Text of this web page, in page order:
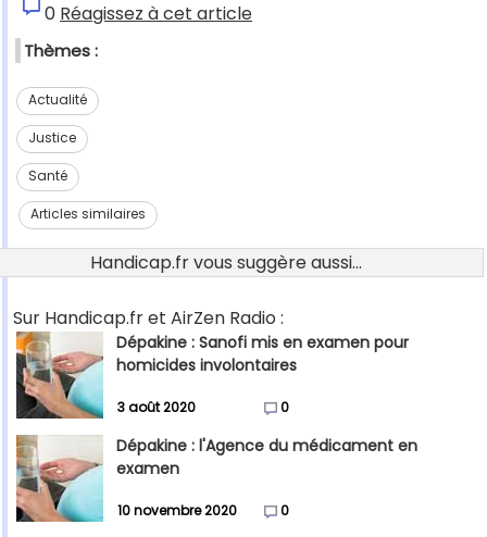
0 Réagissez à cet article
Thèmes :
Actualité
Justice
Santé
Articles similaires
Handicap.fr vous suggère aussi...
Sur Handicap.fr et AirZen Radio :
Dépakine : Sanofi mis en examen pour
homicides involontaires
3 août 2020 0
Dépakine : l'Agence du médicament en
examen
10 novembre 2020 0